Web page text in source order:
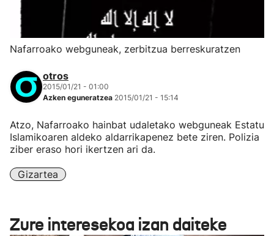
Nafarroako webguneak, zerbitzua berreskuratzen
otros
2015/01/21 - 01:00
Azken eguneratzea 2015/01/21 - 15:14
Atzo, Nafarroako hainbat udaletako webguneak Estatu
Islamikoaren aldeko aldarrikapenez bete ziren. Polizia
ziber eraso hori ikertzen ari da.
Gizartea
Zure interesekoa izan daiteke